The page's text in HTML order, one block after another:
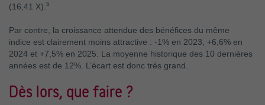
(16,41 X). 5
Par contre, la croissance attendue des bénéfices du même
indice est clairement moins attractive : -1% en 2023, +6,6% en
2024 et +7,5% en 2025. La moyenne historique des 10 dernières
années est de 12%. L’écart est donc très grand.
Dès lors, que faire ?